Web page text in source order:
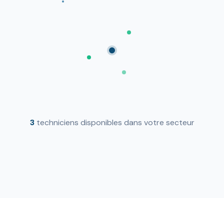
3techniciens disponibles dans votre secteur